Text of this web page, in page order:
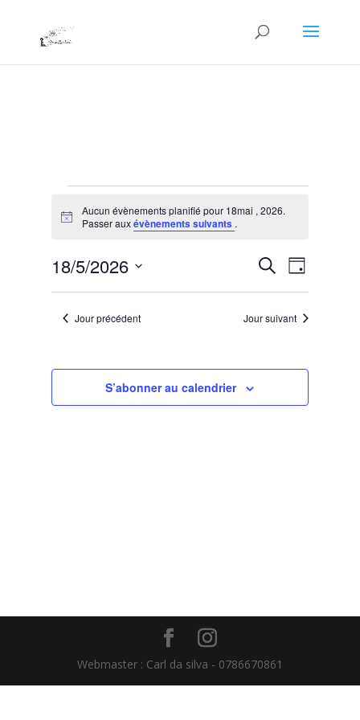
Évènements
for
,
2026
Notice
Aucun évènements planifié pour 18mai , 2026.
Passer auxévènements suivants .
Recherche
et
de
Recherche
de
vues
Jour
18/5/2026
date.Jour précédent Jour suivant
S’abonner au calendrier
Webmaster : Carl da silva - 0786670861